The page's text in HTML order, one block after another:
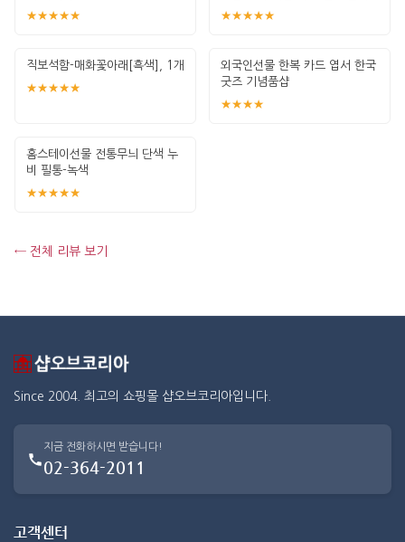
★★★★★
선물
★★★★★
직보석함-매화꽃아래[흑색], 1개
★★★★★
외국인선물 한복 카드 엽서 한국
굿즈 기념품샵
★★★★
홈스테이선물 전통무늬 단색 누
비 필통-녹색
★★★★★
← 전체 리뷰 보기
Since 2004. 최고의 쇼핑몰 샵오브코리아입니다.
지금 전화하시면 받습니다!
02-364-2011
고객센터